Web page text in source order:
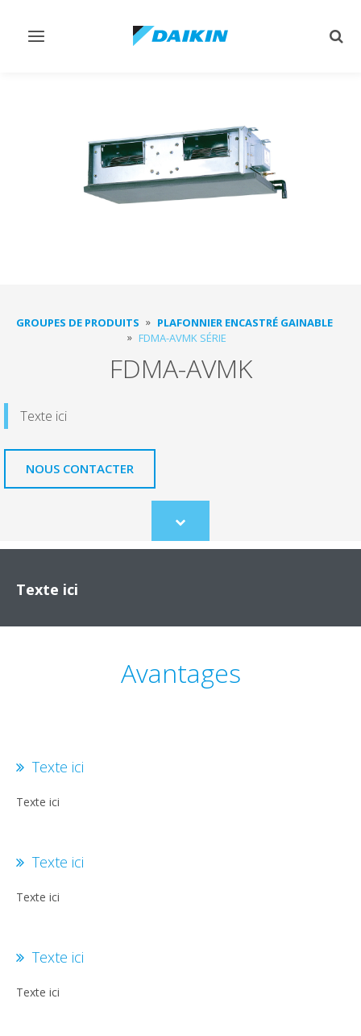
Afficher/masquer
GROUPES DE PRODUITS
PLAFONNIER ENCASTRÉ GAINABLE
FDMA-AVMK SÉRIE
FDMA-AVMK
Texte ici
NOUS CONTACTER
Scroll
to
Texte ici
Avantages
Texte ici
Texte ici
Texte ici
Texte ici
Texte ici
Texte ici